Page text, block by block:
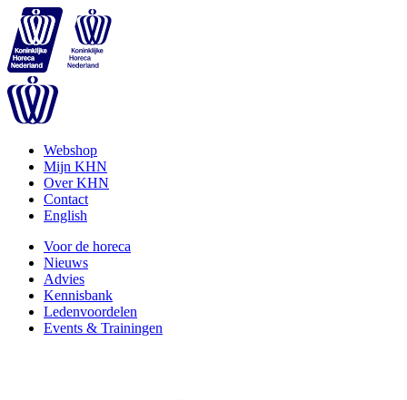
Webshop
Mijn KHN
Over KHN
Contact
English
Voor de horeca
Nieuws
Advies
Kennisbank
Ledenvoordelen
Events & Trainingen